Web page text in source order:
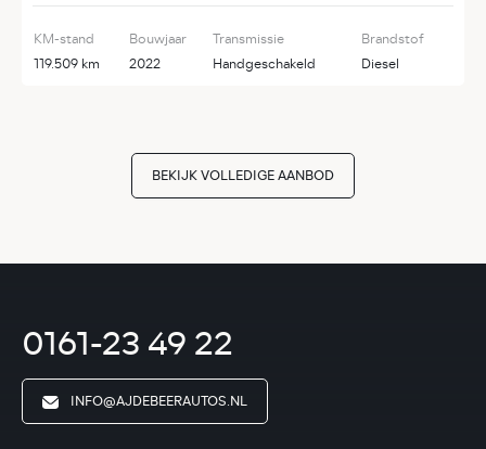
KM-stand
119.509 km
Bouwjaar
2022
Transmissie
Handgeschakeld
Brandstof
Diesel
BEKIJK VOLLEDIGE AANBOD
0161-23 49 22
INFO@AJDEBEERAUTOS.NL